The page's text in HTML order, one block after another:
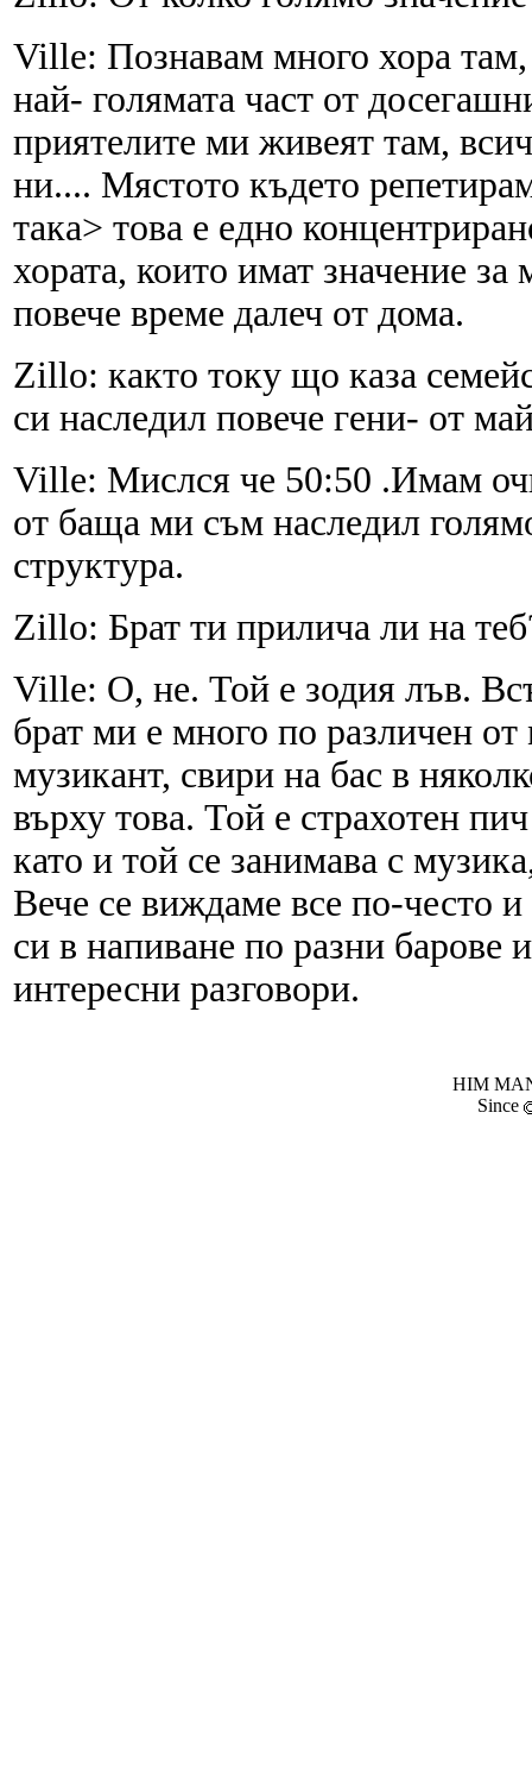
Ville: Познавам много хора там,
най- голямата част от
приятелите ми живеят там,
ни.... Мястото където
така> това е едно
хората, които имат значение
повече време далеч от дома.
Zillo: както току що каза
си наследил повече гени- от
Ville: Мислся че 50:50 .Имам
от баща ми съм наследил
структура.
Zillo: Брат ти прилича ли на
Ville: О, не. Той е зодия лъв.
брат ми е много по различен
музикант, свири на бас в
върху това. Той е страхотен
като и той се занимава с
Вече се виждаме все по-често
си в напиване по разни
интересни разговори.
HIM
Since